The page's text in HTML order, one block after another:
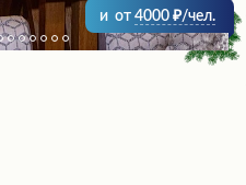
и от 4000 /чел.